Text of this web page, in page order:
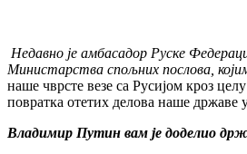
Недавно је амбасадор Руске
Министарства спољних послова,
наше чврсте везе са Русијом кроз
повратка отетих делова наше
Владимир Путин вам је доделио